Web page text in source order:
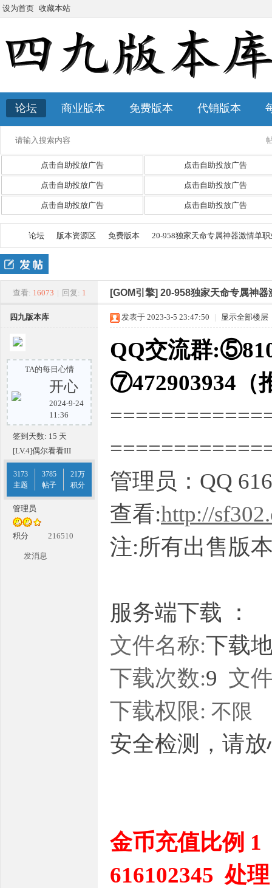
设为首页 收藏本站
论坛 商业版本 免费版本 代销版本
点击自助投放广告 点击自助投放广告
点击自助投放广告 点击自助投放广告
点击自助投放广告 点击自助投放广告
九
»
论坛 版本资源区 免费版本
›
20-958独家天命专属神器激情单职
查看: 16073 | 回复: 1 [GOM引擎] 20-958独家天命专属神
四九版本库
TA的每日心情
开心
2024-9-24
11:36
签到天数: 15 天
[LV.4]偶尔看看III
3173
主题
3785
帖子
21万
积分
管理员
积分 216510
发消息
发表于 2023-3-5 23:47:50 | 显示全部楼层
QQ交流群
⑦472903934（
管理员：QQ
查看:http://
注:所有出售版
服务端下载 ：
文件名称:下载
下载次数:9 文
下载权限: 不限
安全检测，请
金币充值比例
616102345 处理